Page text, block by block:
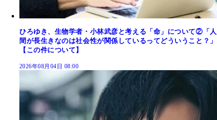
ひろゆき、生物学者・小林武彦と考える「命」について②「人
間が長生きなのは社会性が関係しているってどういうこと？」
【この件について】
2026年08月04日 08:00